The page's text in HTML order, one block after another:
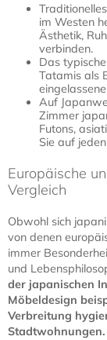
im Westen
Ästhetik,
verbinden.
Das
Tatamis als
Auf
Zimmer
Futons,
Sie auf
Europäische
Vergleich
Obwohl sich
von denen
immer
und
der japanischen
Möbeldesign
Verbreitung
Stadtwohnungen.